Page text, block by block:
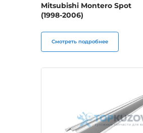
Mitsubishi Montero Spot
(1998-2006)
Смотреть подробнее